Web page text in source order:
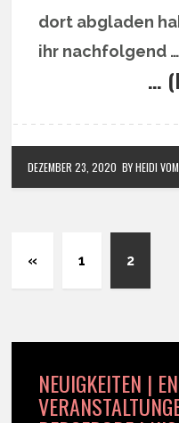
dort abgladen
ihr nachfolgend …
…
DEZEMBER 23, 2020 BY HEIDI
« 1 2
NEUIGKEITEN |